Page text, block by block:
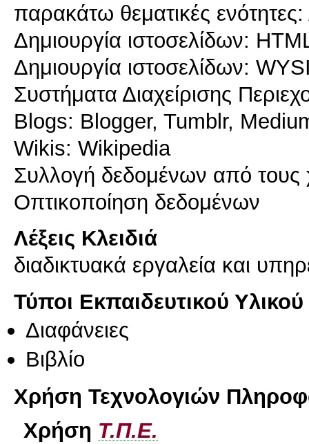
παρακάτω θεματικές
Δημιουργία ιστοσελίδων:
Δημιουργία ιστοσελίδων:
Συστήματα Διαχείρισης
Blogs: Blogger, Tumblr,
Wikis: Wikipedia
Συλλογή δεδομένων από τους
Οπτικοποίηση δεδομένων
Λέξεις Κλειδιά
διαδικτυακά εργαλεία και
Τύποι Εκπαιδευτικού Υλικού
Διαφάνειες
Βιβλίο
Χρήση Τεχνολογιών
Χρήση Τ.Π.Ε.